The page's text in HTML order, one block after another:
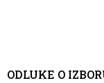
ODLUKE O